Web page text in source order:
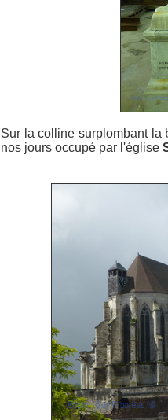
Sur la colline surplombant la
nos jours occupé par l'église